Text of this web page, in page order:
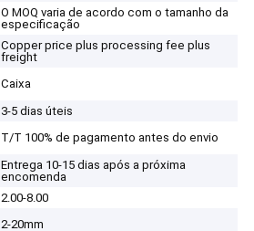
O MOQ varia de acordo com o tamanho da
especificação
Copper price plus processing fee plus
freight
Caixa
3-5 dias úteis
T/T 100% de pagamento antes do envio
Entrega 10-15 dias após a próxima
encomenda
2.00-8.00
2-20mm